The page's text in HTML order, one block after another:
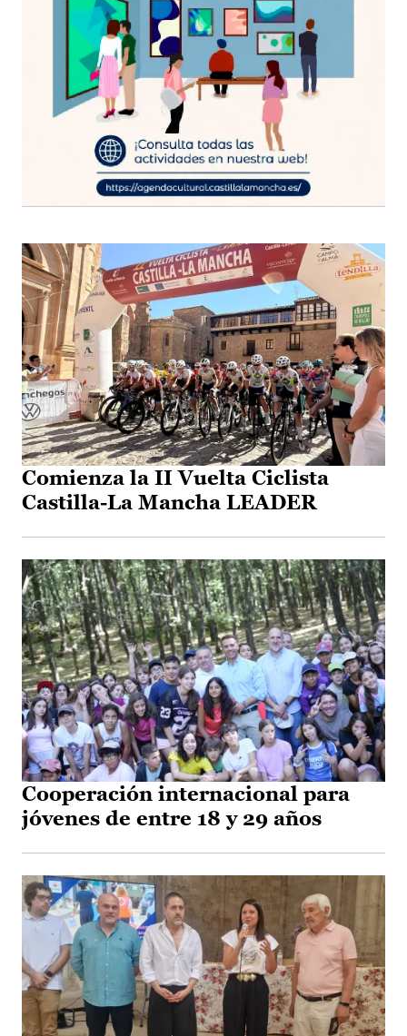
Comienza la II Vuelta Ciclista
Castilla-La Mancha LEADER
Cooperación internacional para
jóvenes de entre 18 y 29 años